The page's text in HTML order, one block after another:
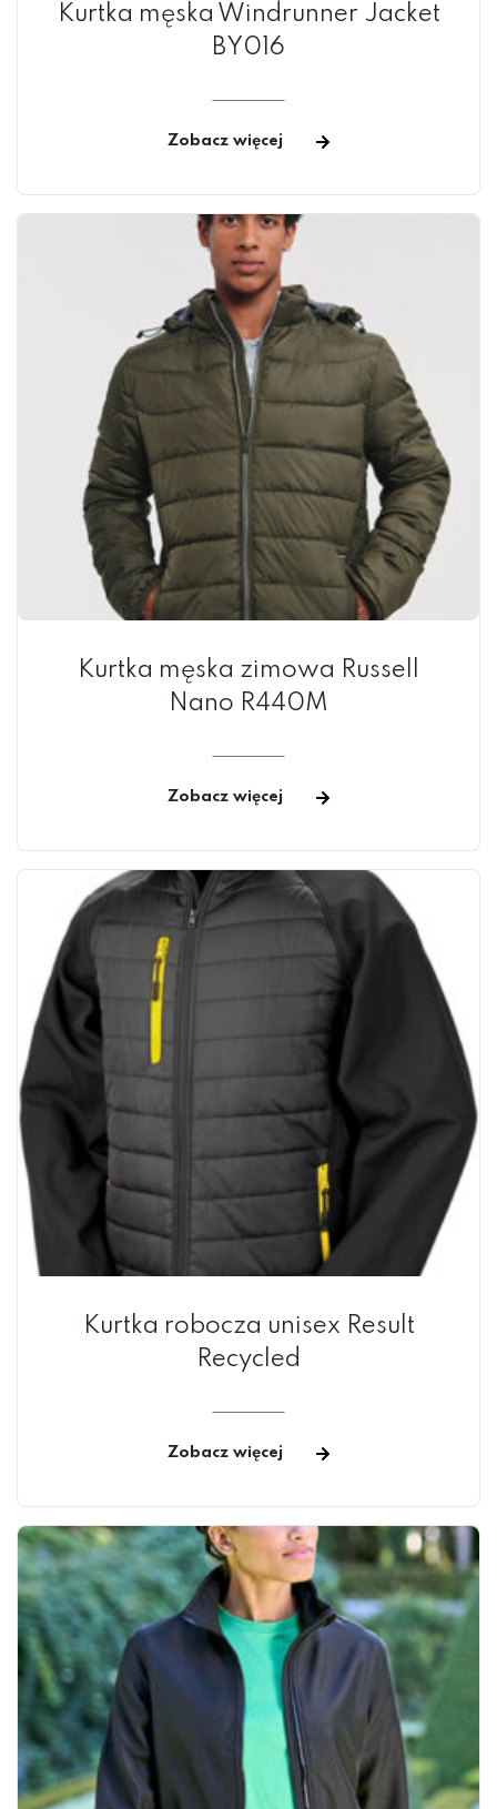
Kurtka męska Windrunner Jacket
BY016
Zobacz więcej
Kurtka męska zimowa Russell
Nano R440M
Zobacz więcej
Kurtka robocza unisex Result
Recycled
Zobacz więcej